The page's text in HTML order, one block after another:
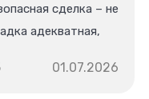
сделка – не
адекватная,
в выдаче.
01.07.2026